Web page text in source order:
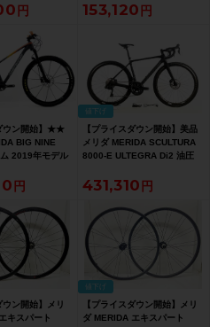
ク Sサイズ
ク（サイクルパ
より配送)【お買
41サイズ ブラック【お買い得
SALE】
153,120
ウン開始】★★
BIG NINE
2019年モデル
ットダークシル
ルパラダイス山
お買い得
値下げ
【プライスダウン開始】美品
メリダ MERIDA SCULTURA
8000-E ULTEGRA Di2 油圧
バイク XSサイズ グロッシー
ブラック/マットブラック【お
買い得SALE】
431,310
ウン開始】メリ
キスパート
値下げ
【プライスダウン開始】メリ
ダ MERIDA エキスパート